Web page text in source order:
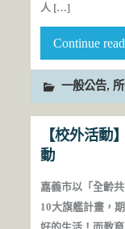
人 […]
Continue
一般公告,
【校外活動
動
嘉義市以「全齡
10大旗艦計畫，
好的生活！而教